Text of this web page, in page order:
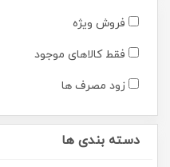
فروش ویژه
فقط کالاهای موجود
زود مصرف ها
دسته بندی ها